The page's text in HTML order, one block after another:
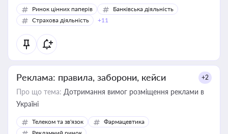
Ринок цінних паперів
Банківська діяльність
Страхова діяльність
+11
Реклама: правила, заборони, кейси +2
Про що тема: Дотримання вимог розміщення реклами в
Україні
Телеком та зв'язок
Фармацевтика